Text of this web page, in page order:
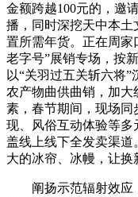
金额跨越100元的，邀
播，同时深挖天中本
置所需年货。正在周家
老字号”展销专场，按
以“关羽过五关斩六将
农产物曲供曲销，加
素，春节期间，现场
现、风俗互动体验等
盖线上线下全发卖渠
大的冰帘、冰幔，让换
阐扬示范辐射效应